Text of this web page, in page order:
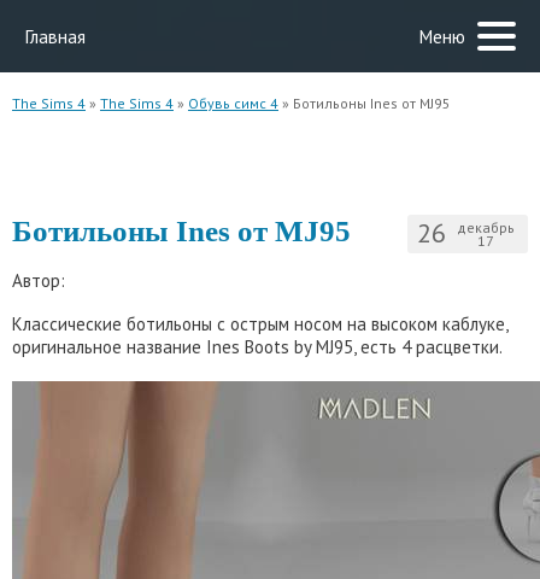
Главная Меню
The Sims 4 » The Sims 4 » Обувь симс 4 » Ботильоны Ines от MJ95
26 декабрь
17
Ботильоны Ines от MJ95
Автор:
Классические ботильоны с острым носом на высоком каблуке,
оригинальное название Ines Boots by MJ95, есть 4 расцветки.